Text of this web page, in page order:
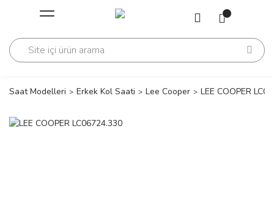
Geri Dön
Geri Dön
Saat Modelleri Erkek Kol Saati Lee Cooper LEE COOPER